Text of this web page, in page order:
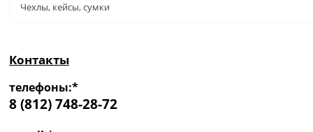
Чехлы, кейсы, сумки
Контакты
телефоны:*
8 (812) 748-28-72